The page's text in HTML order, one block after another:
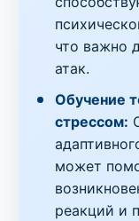
что важно
атак.
Обучение
стрессом:
может
реакций и